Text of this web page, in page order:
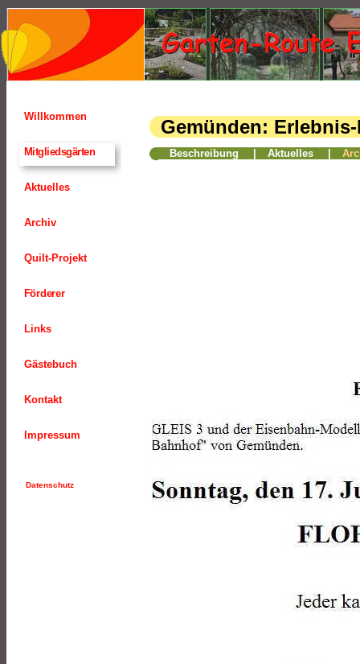
Willkommen
Mitgliedsgärten
Aktuelles
Archiv
Quilt-Projekt
Förderer
Links
Gästebuch
Kontakt
Impressum
Datenschutz
15 Gemünden:
Beschreibung Aktuelles